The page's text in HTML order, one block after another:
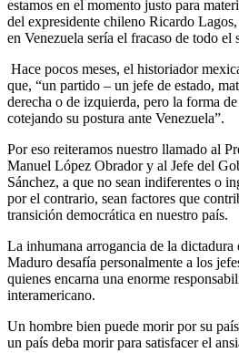
estamos en el momento justo para
del expresidente chileno Ricardo
en Venezuela sería el fracaso de todo el
Hace pocos meses, el historiador
que, “un partido – un jefe de estado,
derecha o de izquierda, pero la forma
cotejando su postura ante Venezuela”.
Por eso reiteramos nuestro llamado al
Manuel López Obrador y al Jefe del
Sánchez, a que no sean indiferentes o
por el contrario, sean factores que
transición democrática en nuestro país.
La inhumana arrogancia de la dictadura
Maduro desafía personalmente a los
quienes encarna una enorme
interamericano.
Un hombre bien puede morir por su
un país deba morir para satisfacer el